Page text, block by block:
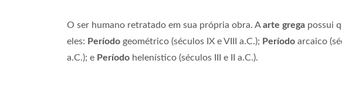
O ser humano retratado em sua própria obra. Aarte grega possui
eles: Período geométrico (séculos IX e VIII a.C.); Período arcaico
a.C.); e Período helenístico (séculos III e II a.C.).